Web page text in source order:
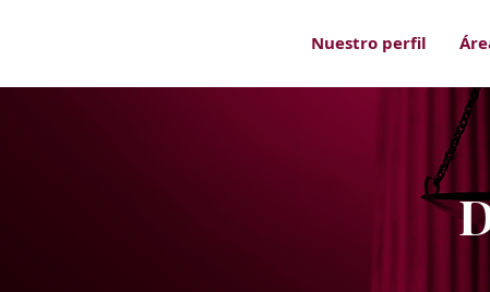
Nuestro perfil